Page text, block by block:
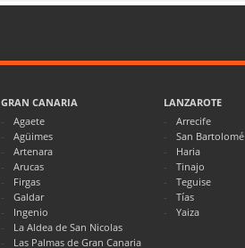
GRAN CANARIA
Agaete
Agüimes
Artenara
Arucas
Firgas
Galdar
Ingenio
La Aldea de San Nicolas
Las Palmas de Gran Canaria
LANZAROTE
Arrecife
San Bartolomé
Haria
Tinajo
Teguise
Tías
Yaiza